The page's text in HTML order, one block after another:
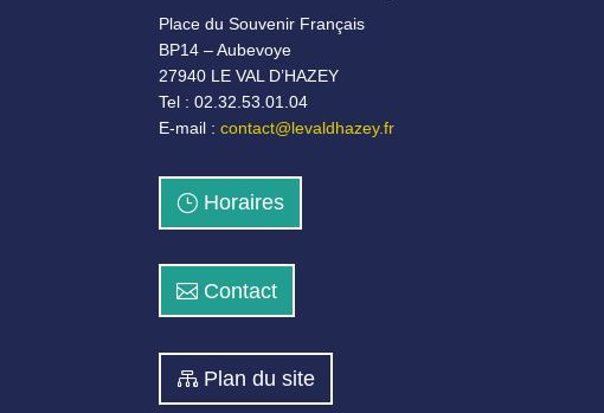
Place du Souvenir Français
BP14 – Aubevoye
27940 LE VAL D’HAZEY
Tel : 02.32.53.01.04
E-mail :contact@levaldhazey.fr
Horaires
Contact
Plan du site